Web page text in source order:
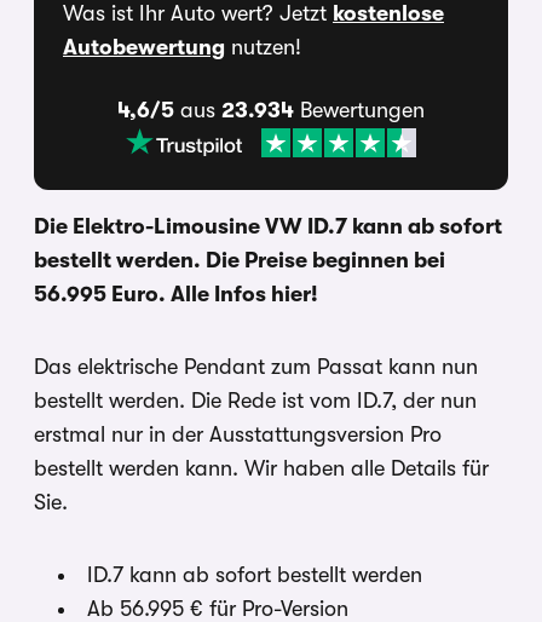
Was ist Ihr Auto wert? Jetzt kostenlose
Autobewertung nutzen!
4,6/5 aus 23.934 Bewertungen
Die Elektro-Limousine VW ID.7 kann ab sofort
bestellt werden. Die Preise beginnen bei
56.995 Euro. Alle Infos hier!
Das elektrische Pendant zum Passat kann nun
bestellt werden. Die Rede ist vom ID.7, der nun
erstmal nur in der Ausstattungsversion Pro
bestellt werden kann. Wir haben alle Details für
Sie.
ID.7 kann ab sofort bestellt werden
Ab 56.995 € für Pro-Version